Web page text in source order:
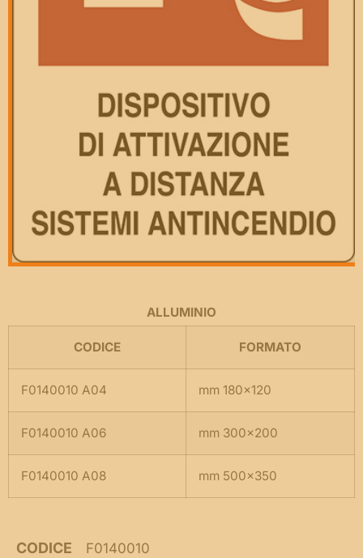
ALLUMINIO
CODICE FORMATO
F0140010 A04 mm 180×120
F0140010 A06 mm 300×200
F0140010 A08 mm 500×350
CODICE F0140010